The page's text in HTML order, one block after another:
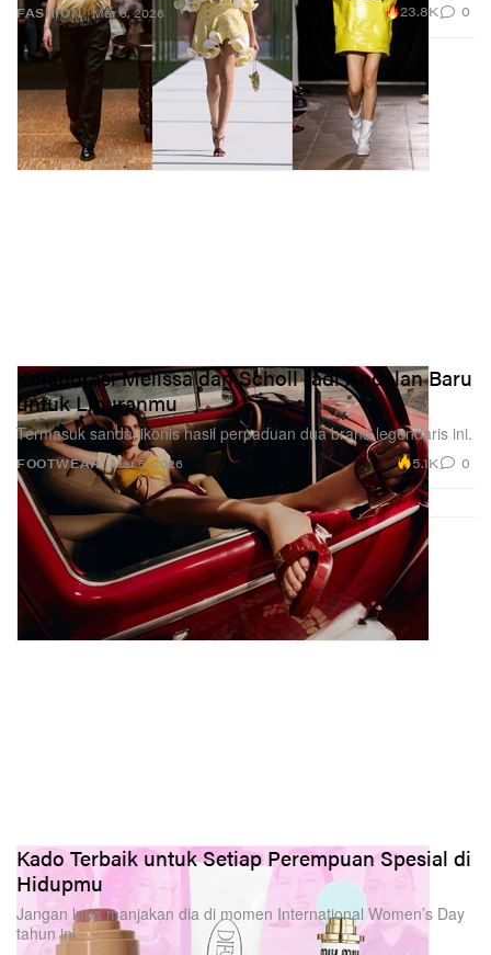
FASHION Mar 5, 2026 23.8K 0
FOOTWEAR
Kolaborasi Melissa dan Scholl Jadi Andalan Baru
untuk Liburanmu
Termasuk sandal ikonis hasil perpaduan dua brand legendaris ini.
Mar 5, 2026 5.1K 0
Kado Terbaik untuk Setiap Perempuan Spesial di
Hidupmu
Jangan lupa manjakan dia di momen International Women’s Day
tahun ini.